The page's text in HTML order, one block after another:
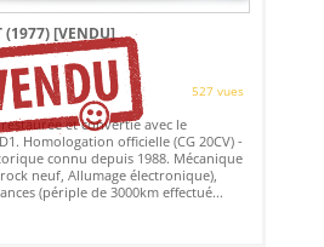
(1977)[VENDU]
527 vues
et convertie avec le
Homologation officielle (CG 20CV) -
connu depuis 1988. Mécanique
neuf, Allumage électronique),
(périple de 3000km effectué...